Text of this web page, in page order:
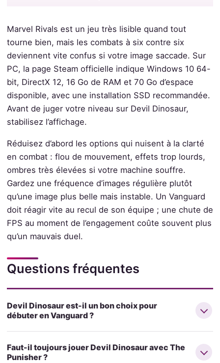
Marvel Rivals est un jeu très lisible quand tout
tourne bien, mais les combats à six contre six
deviennent vite confus si votre image saccade. Sur
PC, la page Steam officielle indique Windows 10 64-
bit, DirectX 12, 16 Go de RAM et 70 Go d’espace
disponible, avec une installation SSD recommandée.
Avant de juger votre niveau sur Devil Dinosaur,
stabilisez l’affichage.
Réduisez d’abord les options qui nuisent à la clarté
en combat : flou de mouvement, effets trop lourds,
ombres très élevées si votre machine souffre.
Gardez une fréquence d’images régulière plutôt
qu’une image plus belle mais instable. Un Vanguard
doit réagir vite au recul de son équipe ; une chute de
FPS au moment de l’engagement coûte souvent plus
qu’un mauvais duel.
Questions fréquentes
Devil Dinosaur est-il un bon choix pour
débuter en Vanguard ?
Faut-il toujours jouer Devil Dinosaur avec The
Punisher ?